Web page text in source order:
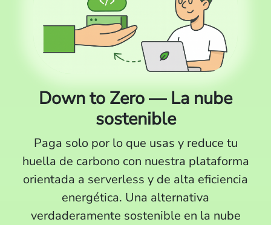
Down to Zero — La nube
sostenible
Paga solo por lo que usas y reduce tu
huella de carbono con nuestra plataforma
orientada a serverless y de alta eficiencia
energética. Una alternativa
verdaderamente sostenible en la nube